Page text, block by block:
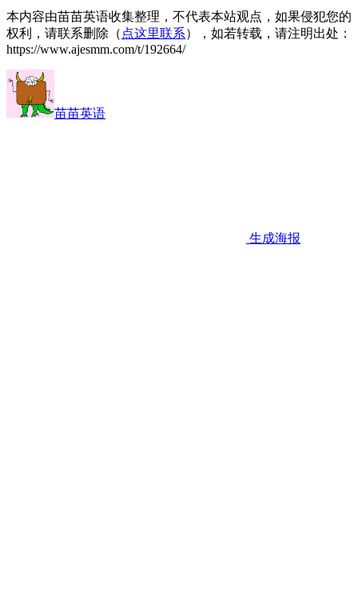
本内容由苗苗英语收集整理，不代表本站观点，如果侵犯您的
权利，请联系删除（ 点这里联系），如若转载，请注明出处：
https://www.ajesmm.com/t/192664/
苗苗英语
生成海报